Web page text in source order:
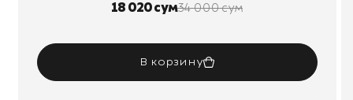
18 020 сум34 000 сум
В корзину